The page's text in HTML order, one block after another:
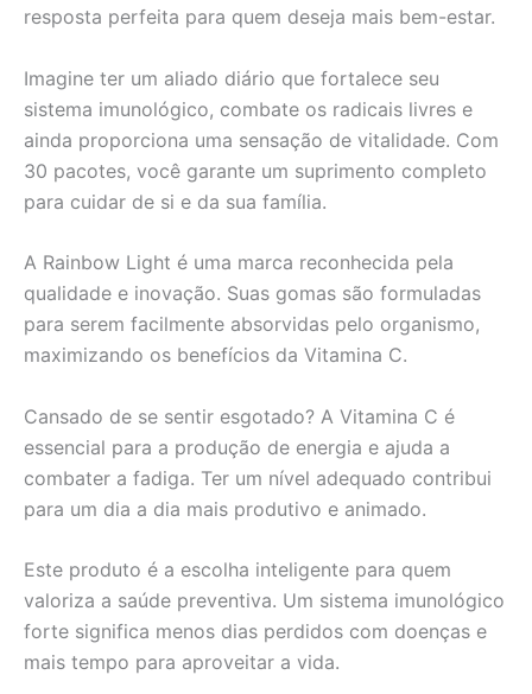
resposta perfeita para quem deseja mais bem-estar.
Imagine ter um aliado diário que fortalece seu
sistema imunológico, combate os radicais livres e
ainda proporciona uma sensação de vitalidade. Com
30 pacotes, você garante um suprimento completo
para cuidar de si e da sua família.
A Rainbow Light é uma marca reconhecida pela
qualidade e inovação. Suas gomas são formuladas
para serem facilmente absorvidas pelo organismo,
maximizando os benefícios da Vitamina C.
Cansado de se sentir esgotado? A Vitamina C é
essencial para a produção de energia e ajuda a
combater a fadiga. Ter um nível adequado contribui
para um dia a dia mais produtivo e animado.
Este produto é a escolha inteligente para quem
valoriza a saúde preventiva. Um sistema imunológico
forte significa menos dias perdidos com doenças e
mais tempo para aproveitar a vida.